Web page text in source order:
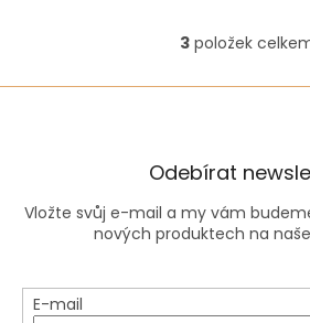
O
l
c
p
r
k
3 položek
Odebírat
Vložte svůj e-mail a my vám
nových produktech na
E-mail